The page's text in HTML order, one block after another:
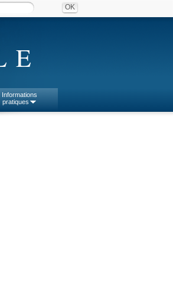
Informations
pratiques